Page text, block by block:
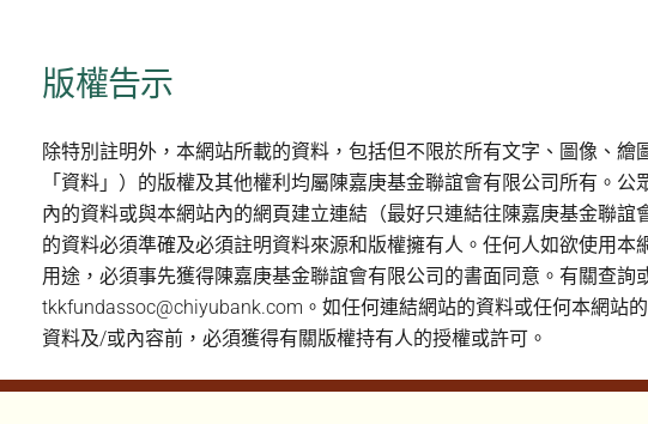
版權告示
除特別註明外，本網站所載的資料，包括但不限於所有文字、圖像、
「資料」）的版權及其他權利均屬陳嘉庚基金聯誼會有限公司所有。
內的資料或與本網站內的網頁建立連結（最好只連結往陳嘉庚基金聯
的資料必須準確及必須註明資料來源和版權擁有人。任何人如欲使用
用途，必須事先獲得陳嘉庚基金聯誼會有限公司的書面同意。有關查詢
tkkfundassoc@chiyubank.com。如任何連結網站的資料或任何本網站
資料及/或內容前，必須獲得有關版權持有人的授權或許可。